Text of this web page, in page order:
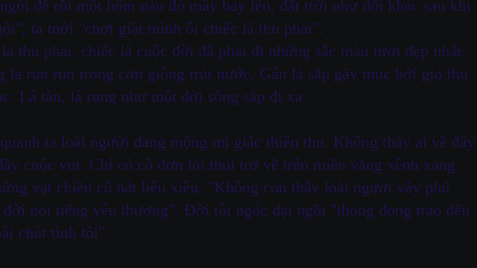
để rồi một hôm nào đó mây bay lên, đất trời như đổi khác sau khi
ta mới "chợt giật mình ôi chiếc lá thu phai".
thu phai, chiếc lá cuộc đời đã phai đi những sắc màu tươi đẹp nhất.
lá run run trong cơn giông trút nước. Gân lá sắp gãy mục bởi gió thu
Lá tàn, lá rụng như một đời sống sắp đi xa.
ta loài người đang mộng mị giấc thiên thu. Không thấy ai về đây
cuộc vui. Chỉ có cô đơn lủi thủi trở về trên miền vắng xênh xang
vạt chiều cũ nát liêu xiêu. "Không còn thấy loài người vây phủ
đời nói tiếng yêu thương". Đời tôi ngốc dại ngồi "thong dong trao đến
chút tình tôi".